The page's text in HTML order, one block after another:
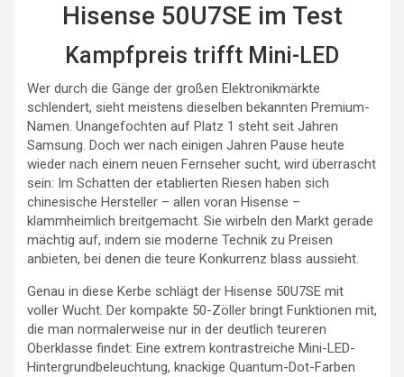
Hisense 50U7SE im Test
Kampfpreis trifft Mini-LED
Wer durch die Gänge der großen Elektronikmärkte
schlendert, sieht meistens dieselben bekannten Premium-
Namen. Unangefochten auf Platz 1 steht seit Jahren
Samsung. Doch wer nach einigen Jahren Pause heute
wieder nach einem neuen Fernseher sucht, wird überrascht
sein: Im Schatten der etablierten Riesen haben sich
chinesische Hersteller – allen voran Hisense –
klammheimlich breitgemacht. Sie wirbeln den Markt gerade
mächtig auf, indem sie moderne Technik zu Preisen
anbieten, bei denen die teure Konkurrenz blass aussieht.
Genau in diese Kerbe schlägt der Hisense 50U7SE mit
voller Wucht. Der kompakte 50-Zöller bringt Funktionen mit,
die man normalerweise nur in der deutlich teureren
Oberklasse findet: Eine extrem kontrastreiche Mini-LED-
Hintergrundbeleuchtung, knackige Quantum-Dot-Farben